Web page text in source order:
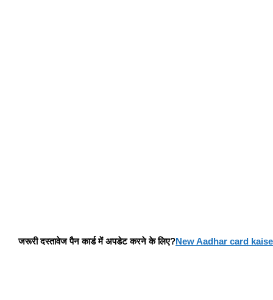
जरूरी दस्तावेज पैन कार्ड में अपडेट करने के लिए?New Aadhar card